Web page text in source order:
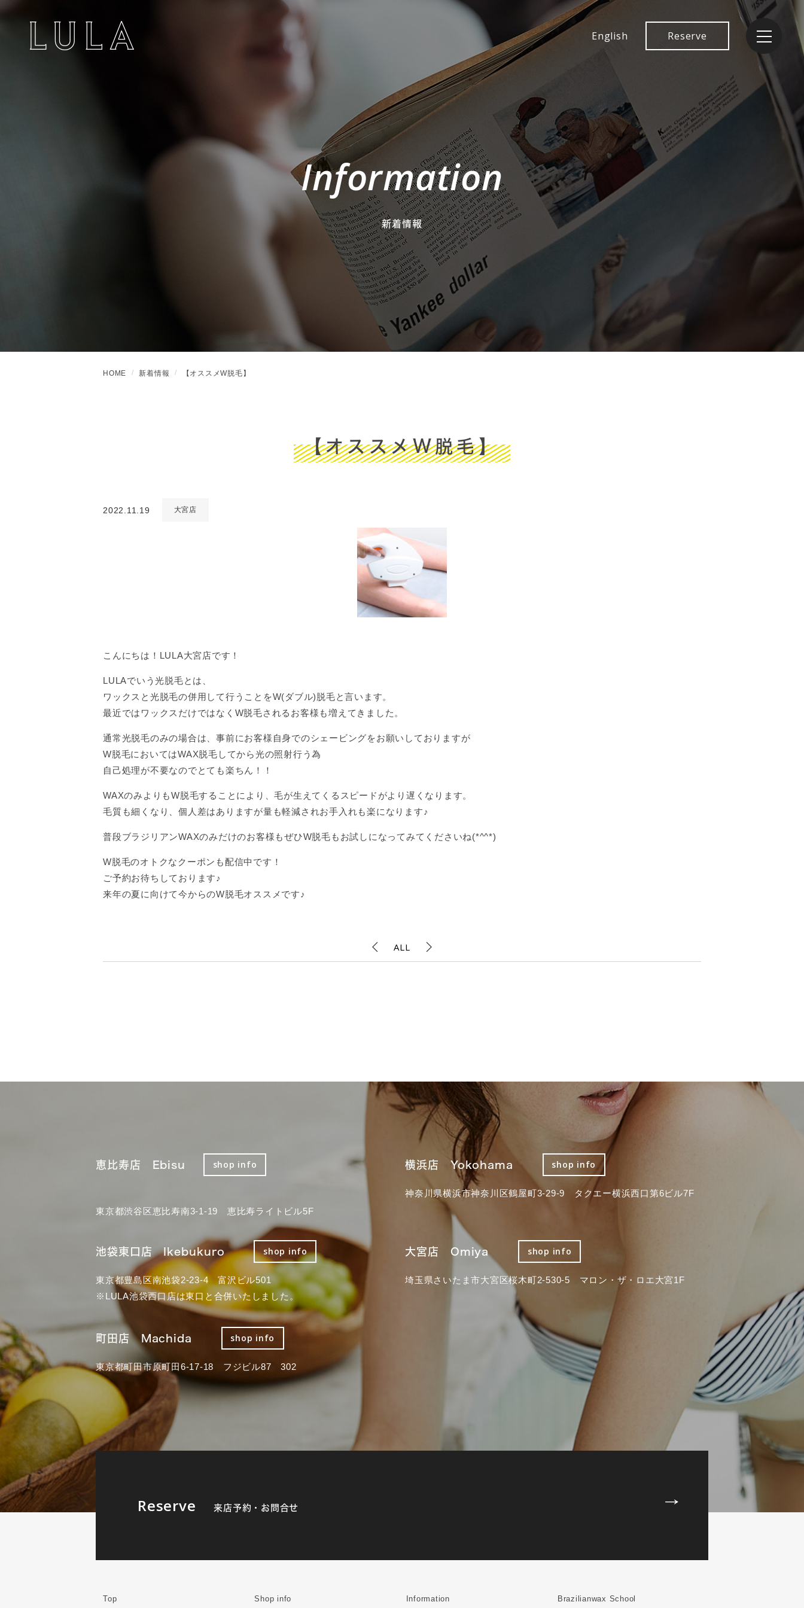
English Reserve
Information
新着情報
HOME 新着情報 【オススメW脱毛】
【オススメW脱毛】
2022.11.19 大宮店
こんにちは！LULA大宮店です！
LULAでいう光脱毛とは、
ワックスと光脱毛の併用して行うことをW(ダブル)脱毛と言います。
最近ではワックスだけではなくW脱毛されるお客様も増えてきました。
通常光脱毛のみの場合は、事前にお客様自身でのシェービングをお願いしておりますが
W脱毛においてはWAX脱毛してから光の照射行う為
自己処理が不要なのでとても楽ちん！！
WAXのみよりもW脱毛することにより、毛が生えてくるスピードがより遅くなります。
毛質も細くなり、個人差はありますが量も軽減されお手入れも楽になります♪
普段ブラジリアンWAXのみだけのお客様もぜひW脱毛もお試しになってみてくださいね(*^^*)
W脱毛のオトクなクーポンも配信中です！
ご予約お待ちしております♪
来年の夏に向けて今からのW脱毛オススメです♪
ALL
恵比寿店 Ebisu shop info
東京都渋谷区恵比寿南3-1-19 恵比寿ライトビル5F
横浜店 Yokohama shop info
神奈川県横浜市神奈川区鶴屋町3-29-9 タクエー横浜西口第6ビル7F
池袋東口店 Ikebukuro shop info
東京都豊島区南池袋2-23-4 富沢ビル501
※LULA池袋西口店は東口と合併いたしました。
大宮店 Omiya shop info
埼玉県さいたま市大宮区桜木町2-530-5 マロン・ザ・ロエ大宮1F
町田店 Machida shop info
東京都町田市原町田6-17-18 フジビル87 302
Reserve 来店予約・お問合せ
Top Shop info Information Brazilianwax School